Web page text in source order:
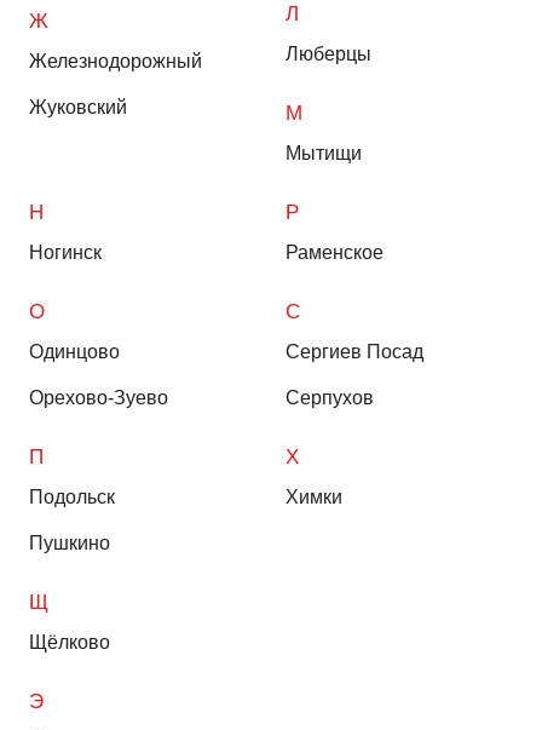
Ж
Железнодорожный
Жуковский
Л
Люберцы
М
Мытищи
Н
Ногинск
О
Одинцово
Орехово-Зуево
П
Подольск
Пушкино
Р
Раменское
С
Сергиев Посад
Серпухов
Х
Химки
Щ
Щёлково
Э